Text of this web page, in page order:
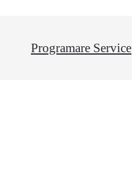
Programare Service